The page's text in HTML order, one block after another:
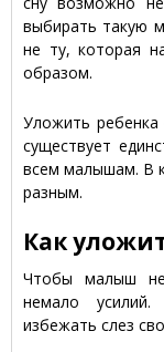
выбирать такую
не ту, которая
образом.
Уложить ребенка
существует
всем малышам. В
разным.
Как
Чтобы малыш не
немало
избежать слез